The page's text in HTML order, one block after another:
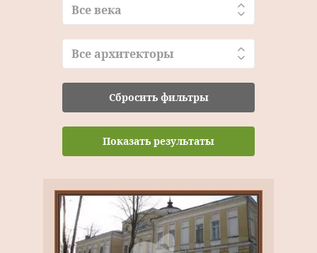
Все века
Все архитекторы
Сбросить фильтры
Показать результаты